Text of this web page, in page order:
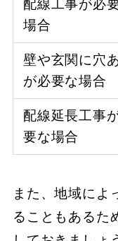
配線工事が必
場合
壁や玄関に穴
が必要な場合
配線延長工事
要な場合
また、地域によ
ることもあるた